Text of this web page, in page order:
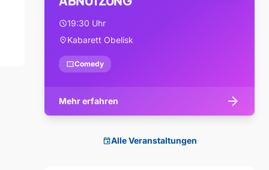
schedule19:30 Uhr
location_onKabarett Obelisk
confirmation_numberComedy
Mehr erfahren arrow_forward
eventAlle Veranstaltungen